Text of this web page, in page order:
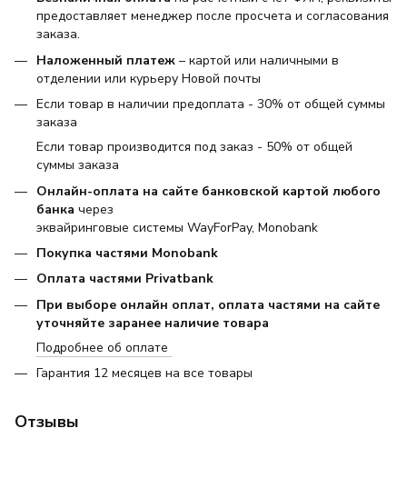
предоставляет менеджер после просчета и согласования
заказа.
Наложенный платеж – картой или наличными в
отделении или курьеру Новой почты
Если товар в наличии предоплата - 30% от общей суммы
заказа
Если товар производится под заказ - 50% от общей
суммы заказа
Онлайн-оплата на сайте банковской картой любого
банка через
эквайринговые системы WayForPay, Monobank
Покупка частями Monobank
Оплата частями Privatbank
При выборе онлайн оплат, оплата частями на сайте
уточняйте заранее наличие товара
Подробнее об оплате
Гарантия 12 месяцев на все товары
Отзывы